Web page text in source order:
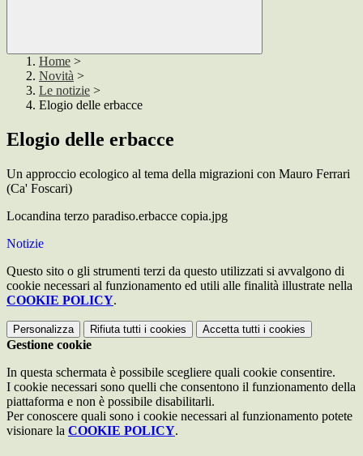
Home >
Novità >
Le notizie >
Elogio delle erbacce
Elogio delle erbacce
Un approccio ecologico al tema della migrazioni con Mauro Ferrari
(Ca' Foscari)
Locandina terzo paradiso.erbacce copia.jpg
Notizie
Questo sito o gli strumenti terzi da questo utilizzati si avvalgono di
cookie necessari al funzionamento ed utili alle finalità illustrate nella
COOKIE POLICY.
Personalizza Rifiuta tutti i cookies Accetta tutti i cookies
Gestione cookie
In questa schermata è possibile scegliere quali cookie consentire.
I cookie necessari sono quelli che consentono il funzionamento della
piattaforma e non è possibile disabilitarli.
Per conoscere quali sono i cookie necessari al funzionamento potete
visionare la COOKIE POLICY.